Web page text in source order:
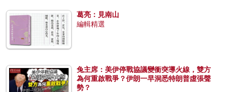
葛亮：見南山
編輯精選
兔主席：美伊停戰協議變衝突導火線，雙方
為何重啟戰爭？伊朗一早洞悉特朗普虛張聲
勢？